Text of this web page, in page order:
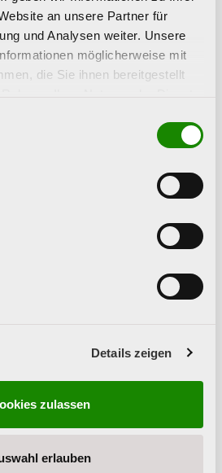
an unsere Partner für
und Analysen weiter. Unsere
möglicherweise mit
die Sie ihnen bereitgestellt
Details zeigen
zulassen
erlauben
Welt der
/ Organisation
Stadt in
der Vortrag stattfinden?